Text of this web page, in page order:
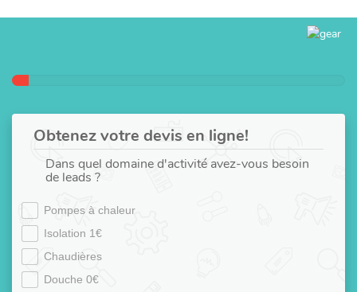
Obtenez votre devis en ligne!
Dans quel domaine d'activité avez-vous besoin
de leads ?
Pompes à chaleur
Isolation 1€
Chaudières
Douche 0€